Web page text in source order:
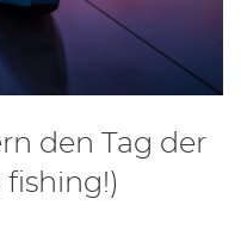
den Tag der